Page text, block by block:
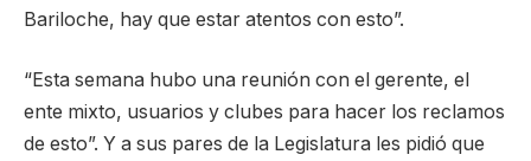
Bariloche, hay que estar atentos con esto”.
“Esta semana hubo una reunión con el gerente, el
ente mixto, usuarios y clubes para hacer los reclamos
de esto”. Y a sus pares de la Legislatura les pidió que